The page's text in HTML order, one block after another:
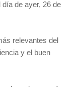
de ayer, 26 de
relevantes del
y el buen